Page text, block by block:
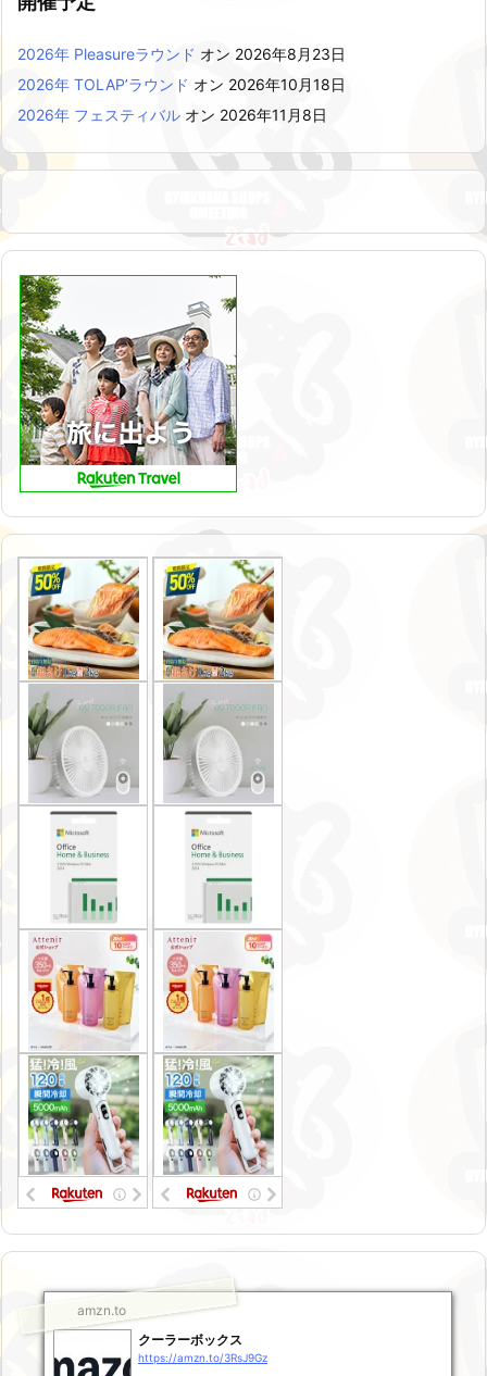
2026年 Pleasureラウンド オン 2026年8月23日
2026年 TOLAP’ラウンド オン 2026年10月18日
2026年 フェスティバル オン 2026年11月8日
amzn.to
クーラーボックス
https://amzn.to/3RsJ9Gz